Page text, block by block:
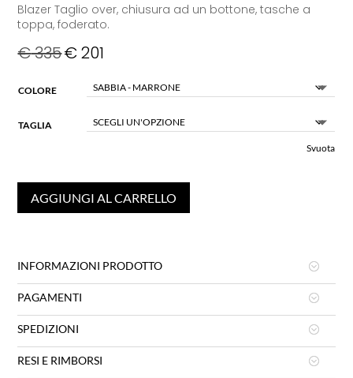
Blazer Taglio over, chiusura ad un bottone, tasche a
toppa, foderato.
€335€201
COLORE
TAGLIA
Svuota
AGGIUNGI AL CARRELLO
INFORMAZIONI PRODOTTO
PAGAMENTI
SPEDIZIONI
RESI E RIMBORSI